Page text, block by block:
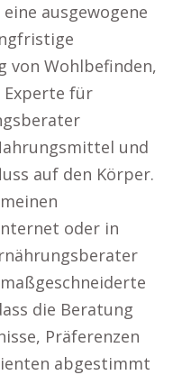
ausgewogene
von Wohlbefinden,
Experte für
und
auf den Körper.
oder in
die Beratung
Präferenzen
abgestimmt